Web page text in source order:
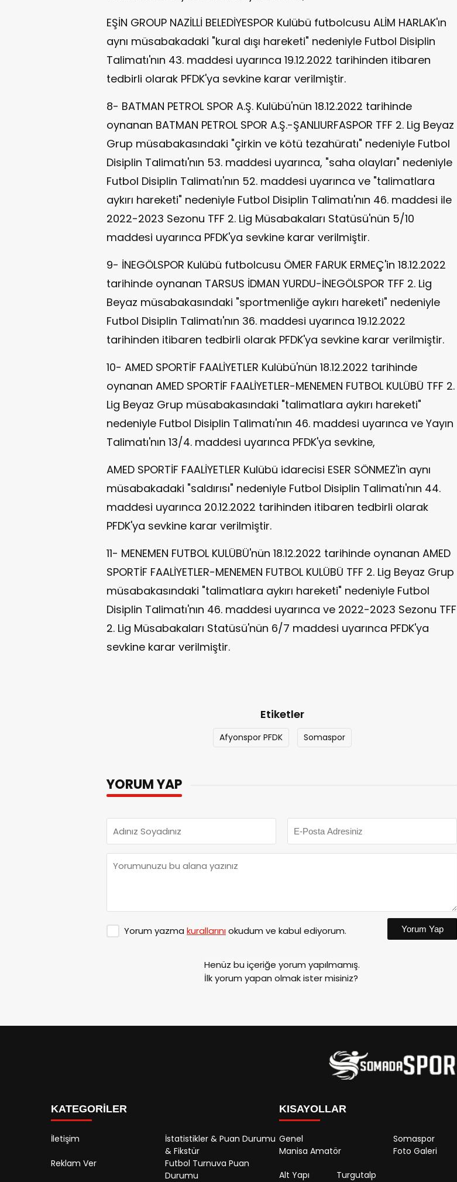
EŞİN GROUP NAZİLLİ BELEDİYESPOR Kulübü futbolcusu ALİM HARLAK'ın
aynı müsabakadaki "kural dışı hareketi" nedeniyle Futbol Disiplin
Talimatı'nın 43. maddesi uyarınca 19.12.2022 tarihinden itibaren
tedbirli olarak PFDK'ya sevkine karar verilmiştir.
8- BATMAN PETROL SPOR A.Ş. Kulübü'nün 18.12.2022 tarihinde
oynanan BATMAN PETROL SPOR A.Ş.-ŞANLIURFASPOR TFF 2. Lig Beyaz
Grup müsabakasındaki "çirkin ve kötü tezahüratı" nedeniyle Futbol
Disiplin Talimatı'nın 53. maddesi uyarınca, "saha olayları" nedeniyle
Futbol Disiplin Talimatı'nın 52. maddesi uyarınca ve "talimatlara
aykırı hareketi" nedeniyle Futbol Disiplin Talimatı'nın 46. maddesi ile
2022-2023 Sezonu TFF 2. Lig Müsabakaları Statüsü'nün 5/10
maddesi uyarınca PFDK'ya sevkine karar verilmiştir.
9- İNEGÖLSPOR Kulübü futbolcusu ÖMER FARUK ERMEÇ'in 18.12.2022
tarihinde oynanan TARSUS İDMAN YURDU-İNEGÖLSPOR TFF 2. Lig
Beyaz müsabakasındaki "sportmenliğe aykırı hareketi" nedeniyle
Futbol Disiplin Talimatı'nın 36. maddesi uyarınca 19.12.2022
tarihinden itibaren tedbirli olarak PFDK'ya sevkine karar verilmiştir.
10- AMED SPORTİF FAALİYETLER Kulübü'nün 18.12.2022 tarihinde
oynanan AMED SPORTİF FAALİYETLER-MENEMEN FUTBOL KULÜBÜ TFF 2.
Lig Beyaz Grup müsabakasındaki "talimatlara aykırı hareketi"
nedeniyle Futbol Disiplin Talimatı'nın 46. maddesi uyarınca ve Yayın
Talimatı'nın 13/4. maddesi uyarınca PFDK'ya sevkine,
AMED SPORTİF FAALİYETLER Kulübü idarecisi ESER SÖNMEZ'in aynı
müsabakadaki "saldırısı" nedeniyle Futbol Disiplin Talimatı'nın 44.
maddesi uyarınca 20.12.2022 tarihinden itibaren tedbirli olarak
PFDK'ya sevkine karar verilmiştir.
11- MENEMEN FUTBOL KULÜBÜ'nün 18.12.2022 tarihinde oynanan AMED
SPORTİF FAALİYETLER-MENEMEN FUTBOL KULÜBÜ TFF 2. Lig Beyaz Grup
müsabakasındaki "talimatlara aykırı hareketi" nedeniyle Futbol
Disiplin Talimatı'nın 46. maddesi uyarınca ve 2022-2023 Sezonu TFF
2. Lig Müsabakaları Statüsü'nün 6/7 maddesi uyarınca PFDK'ya
sevkine karar verilmiştir.
Etiketler
Afyonspor PFDK Somaspor
YORUM YAP
Yorum yazma kurallarınıokudum ve kabul ediyorum. Yorum Yap
Henüz bu içeriğe yorum yapılmamış.
İlk yorum yapan olmak ister misiniz?
KATEGORİLER
İletişim
İstatistikler & Puan Durumu
& Fikstür
Reklam Ver
Futbol Turnuva Puan
Durumu
KISAYOLLAR
Genel
Somaspor
Manisa Amatör
Alt Yapı
Turgutalp
Foto Galeri